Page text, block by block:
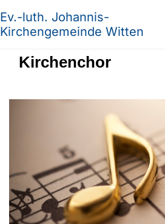
Ev.-luth. Johannis-
Kirchengemeinde Witten
Kirchenchor